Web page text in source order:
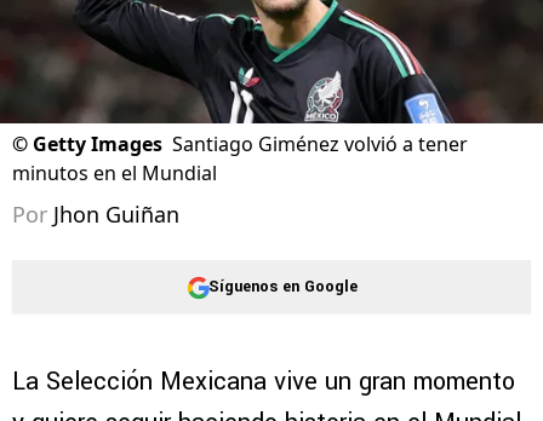
© Getty Images Santiago Giménez volvió a tener
minutos en el Mundial
Por Jhon Guiñan
Síguenos en Google
La Selección Mexicana vive un gran momento